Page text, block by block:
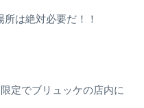
は絶対必要だ！！
定でブリュッケの店内に